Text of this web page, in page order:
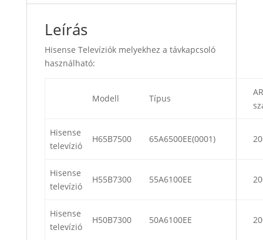
Leírás
Hisense Televíziók melyekhez a távkapcsoló
használható:
Modell Típus
Hisense
televízió
H65B7500 65A6500EE(0001)
Hisense
televízió
H55B7300 55A6100EE
Hisense
televízió
H50B7300 50A6100EE